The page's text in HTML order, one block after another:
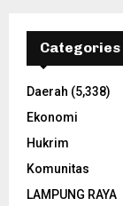
Categories
Daerah (5,338)
Ekonomi
Hukrim
Komunitas
LAMPUNG RAYA